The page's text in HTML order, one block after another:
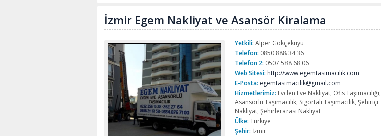
İzmir Egem Nakliyat ve Asansör Kiralama
Yetkili: Alper Gökçekuyu
Telefon: 0850 888 34 36
Telefon 2: 0507 588 68 06
Web Sitesi: http://www.egemtasimacilik.com
E-Posta: egemtasimacilik@gmail.com
Hizmetlerimiz: Evden Eve Nakliyat, Ofis Taşımacılığı,
Asansörlü Taşımacılık, Sigortalı Taşımacılık, Şehiriçi
Nakliyat, Şehirlerarası Nakliyat
Ülke: Türkiye
Şehir: İzmir